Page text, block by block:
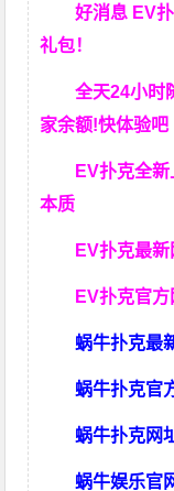
好消息 EV
礼包！
全天24小时
家余额!快体验吧
EV扑克全
本质
EV扑克最
EV扑克官
蜗牛扑克最
蜗牛扑克官
蜗牛扑克网
蜗牛娱乐官